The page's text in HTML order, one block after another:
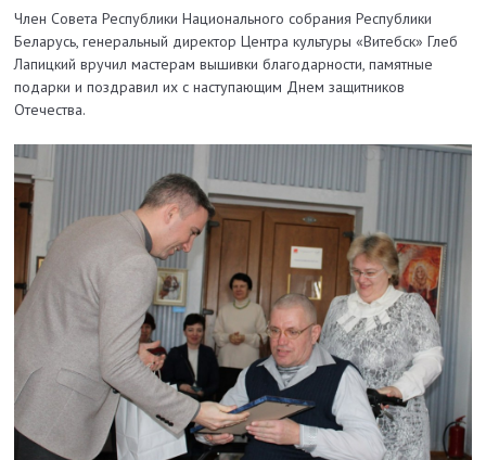
Член Совета Республики Национального собрания Республики
Беларусь, генеральный директор Центра культуры «Витебск» Глеб
Лапицкий вручил мастерам вышивки благодарности, памятные
подарки и поздравил их с наступающим Днем защитников
Отечества.